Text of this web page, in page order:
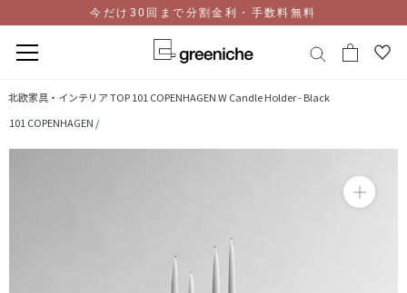
テ
ン
今だけ30回まで分割金利・手数料無料
北欧家具・インテリア TOP101 COPENHAGEN W Candle Holder - Black
101 COPENHAGEN /